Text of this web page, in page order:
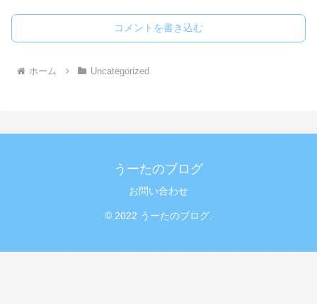
コメントを書き込む
ホーム Uncategorized
うーたのブログ
お問い合わせ
© 2022 うーたのブログ.